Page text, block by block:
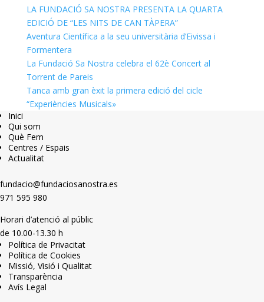
LA FUNDACIÓ SA NOSTRA PRESENTA LA QUARTA
EDICIÓ DE “LES NITS DE CAN TÀPERA”
Aventura Científica a la seu universitària d’Eivissa i
Formentera
La Fundació Sa Nostra celebra el 62è Concert al
Torrent de Pareis
Tanca amb gran èxit la primera edició del cicle
“Experiències Musicals»
Inici
Qui som
Què Fem
Centres / Espais
Actualitat
fundacio@fundaciosanostra.es
971 595 980
Horari d’atenció al públic
de 10.00-13.30 h
Política de Privacitat
Política de Cookies
Missió, Visió i Qualitat
Transparència
Avís Legal